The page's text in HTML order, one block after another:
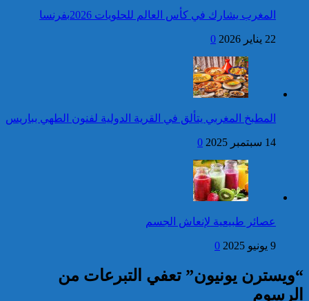
برقية تهنئة إلى جلالة الملك
من الرئيس الفرنسي إيمانويل
ماكرون بمناسبة عيد العرش
فتح بحث للتحقق من الأفعال
الإجرامية المنسوبة لأربع وعشرين
شخصا للاشتباه في تورطهم في
الامتناع عن القيام بعمل من أعمال
وظيفتهم بغرض الارتشاء
واستغلال النفوذ
إحصائيات مكافحة الجريمة ..
استمرار ارتفاع معدل الزجر
بالعنف
كاريكاتير
المغرب يشارك في كأس العالم للحلويات 2026بفرنسا
22 يناير 2026 0
المطبخ المغربي يتألق في القرية الدولية لفنون الطهي بباريس
14 سبتمبر 2025 0
عصائر طبيعية لإنعاش الجسم
9 يونيو 2025 0
“ويسترن يونيون” تعفي التبرعات من
الرسوم‎